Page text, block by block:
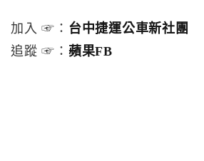
加入 ☞： 台中捷運公車新社團
追蹤 ☞： 蘋果FB